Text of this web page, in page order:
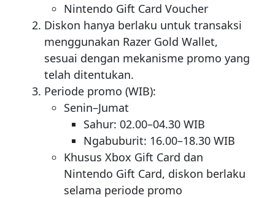
Nintendo Gift Card Voucher
Diskon hanya berlaku untuk transaksi
menggunakan Razer Gold Wallet,
sesuai dengan mekanisme promo yang
telah ditentukan.
Periode promo (WIB):
Senin–Jumat
Sahur: 02.00–04.30 WIB
Ngabuburit: 16.00–18.30 WIB
Khusus Xbox Gift Card dan
Nintendo Gift Card, diskon berlaku
selama periode promo